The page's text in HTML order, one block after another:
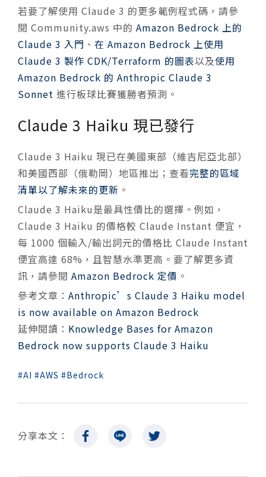
若要了解使用 Claude 3 的更多範例程式碼，請參
閱 Community.aws 中的 Amazon Bedrock 上的
Claude 3 入門 、 在 Amazon Bedrock 上使用
Claude 3 製作 CDK/Terraform 的圖表以及使用
Amazon Bedrock 的 Anthropic Claude 3
Sonnet 進行板球比賽獲勝者預測。
Claude 3 Haiku 現已發行
Claude 3 Haiku 現已在美國東部（維吉尼亞北部）
和美國西部（俄勒岡）地區推出；查看完整的區域
清單以了解未來的更新 。
Claude 3 Haiku是最具性價比的選擇。例如，
Claude 3 Haiku 的價格較 Claude Instant 便宜，
每 1000 個輸入/輸出詞元的價格比 Claude Instant
便宜高達 68%，且智慧水準更高。要了解更多資
訊，請參閱 Amazon Bedrock 定價 。
參考文章： Anthropic’s Claude 3 Haiku model
is now available on Amazon Bedrock
延伸閱讀： Knowledge Bases for Amazon
Bedrock now supports Claude 3 Haiku
AI AWS Bedrock
分享本文：